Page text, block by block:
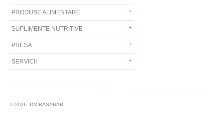
PRODUSE ALIMENTARE
SUPLIMENTE NUTRITIVE
PRESA
SERVICII
© 2026 IDM BASARAB